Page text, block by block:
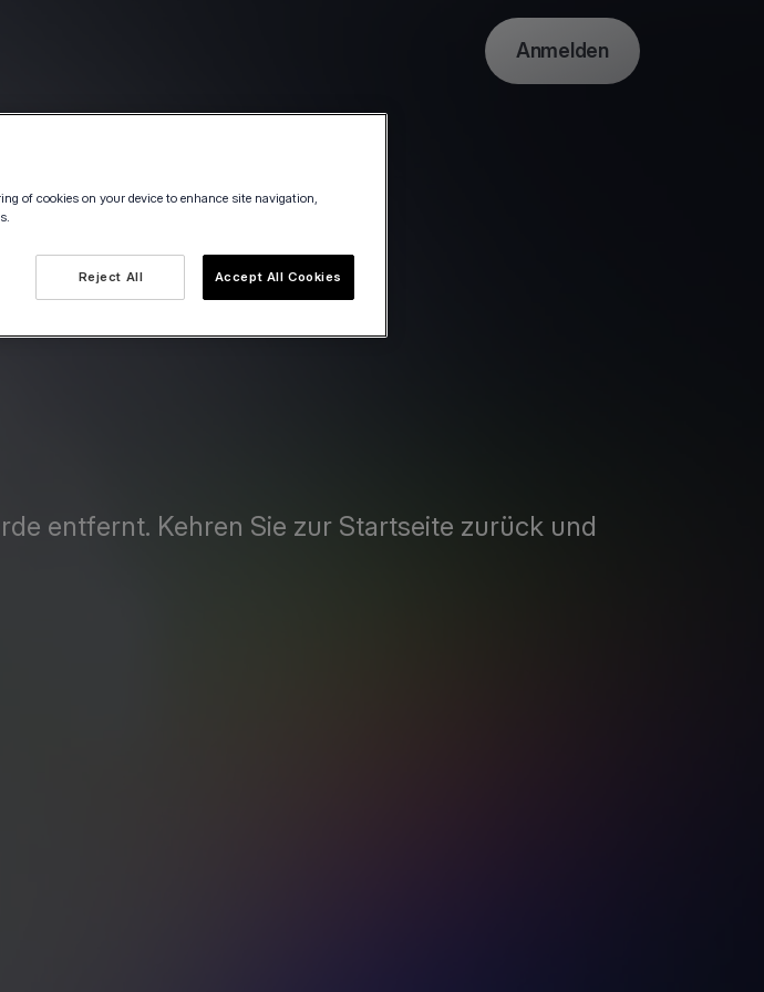
Anmelden
entfernt. Kehren Sie zur Startseite zurück und
of cookies on your device to enhance site navigation,
Reject All Accept All Cookies